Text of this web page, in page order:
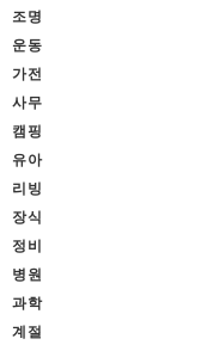
조명
운동
가전
사무
캠핑
유아
리빙
장식
정비
병원
과학
계절